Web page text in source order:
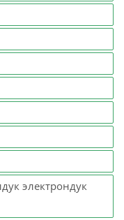
электрондук